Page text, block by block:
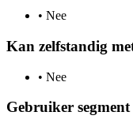
• Nee
Kan zelfstandig
• Nee
Gebruiker segment